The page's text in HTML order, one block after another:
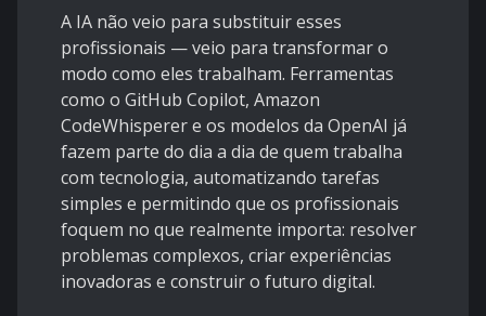
A IA não veio para substituir esses
profissionais — veio para transformar o
modo como eles trabalham. Ferramentas
como o GitHub Copilot, Amazon
CodeWhisperer e os modelos da OpenAI já
fazem parte do dia a dia de quem trabalha
com tecnologia, automatizando tarefas
simples e permitindo que os profissionais
foquem no que realmente importa: resolver
problemas complexos, criar experiências
inovadoras e construir o futuro digital.